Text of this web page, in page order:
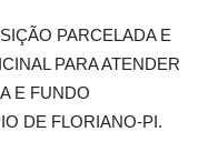
PARCELADA E
PARA ATENDER
E FUNDO
DE FLORIANO-PI.